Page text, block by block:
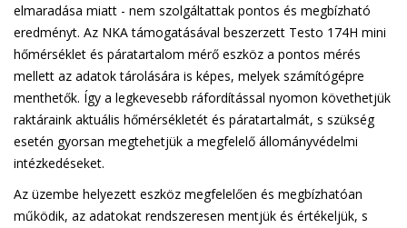
elmaradása miatt - nem szolgáltattak pontos és megbízható
eredményt. Az NKA támogatásával beszerzett Testo 174H mini
hőmérséklet és páratartalom mérő eszköz a pontos mérés
mellett az adatok tárolására is képes, melyek számítógépre
menthetők. Így a legkevesebb ráfordítással nyomon követhetjük
raktáraink aktuális hőmérsékletét és páratartalmát, s szükség
esetén gyorsan megtehetjük a megfelelő állományvédelmi
intézkedéseket.
Az üzembe helyezett eszköz megfelelően és megbízhatóan
működik, az adatokat rendszeresen mentjük és értékeljük, s